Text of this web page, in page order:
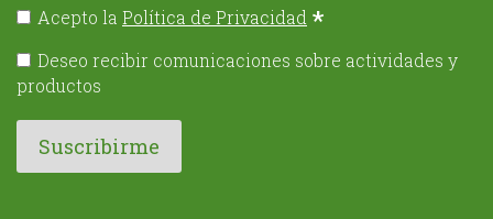
Acepto la Política de Privacidad *
Deseo recibir comunicaciones sobre actividades y
productos